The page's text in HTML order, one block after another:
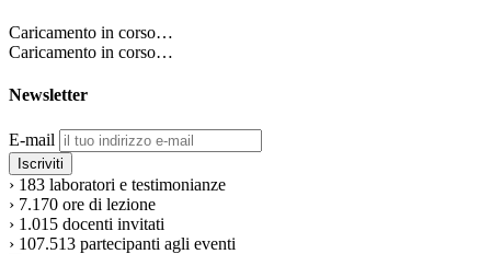
Caricamento in corso…
Caricamento in corso…
Newsletter
E-mail
› 183 laboratori e testimonianze
› 7.170 ore di lezione
› 1.015 docenti invitati
› 107.513 partecipanti agli eventi